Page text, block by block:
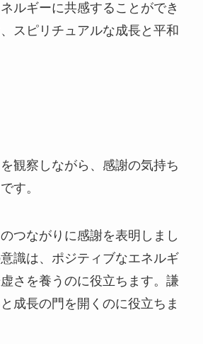
ルギーに共感することができ
スピリチュアルな成長と平和
観察しながら、感謝の気持ち
す。
つながりに感謝を表明しまし
識は、ポジティブなエネルギ
さを養うのに役立ちます。謙
成長の門を開くのに役立ちま